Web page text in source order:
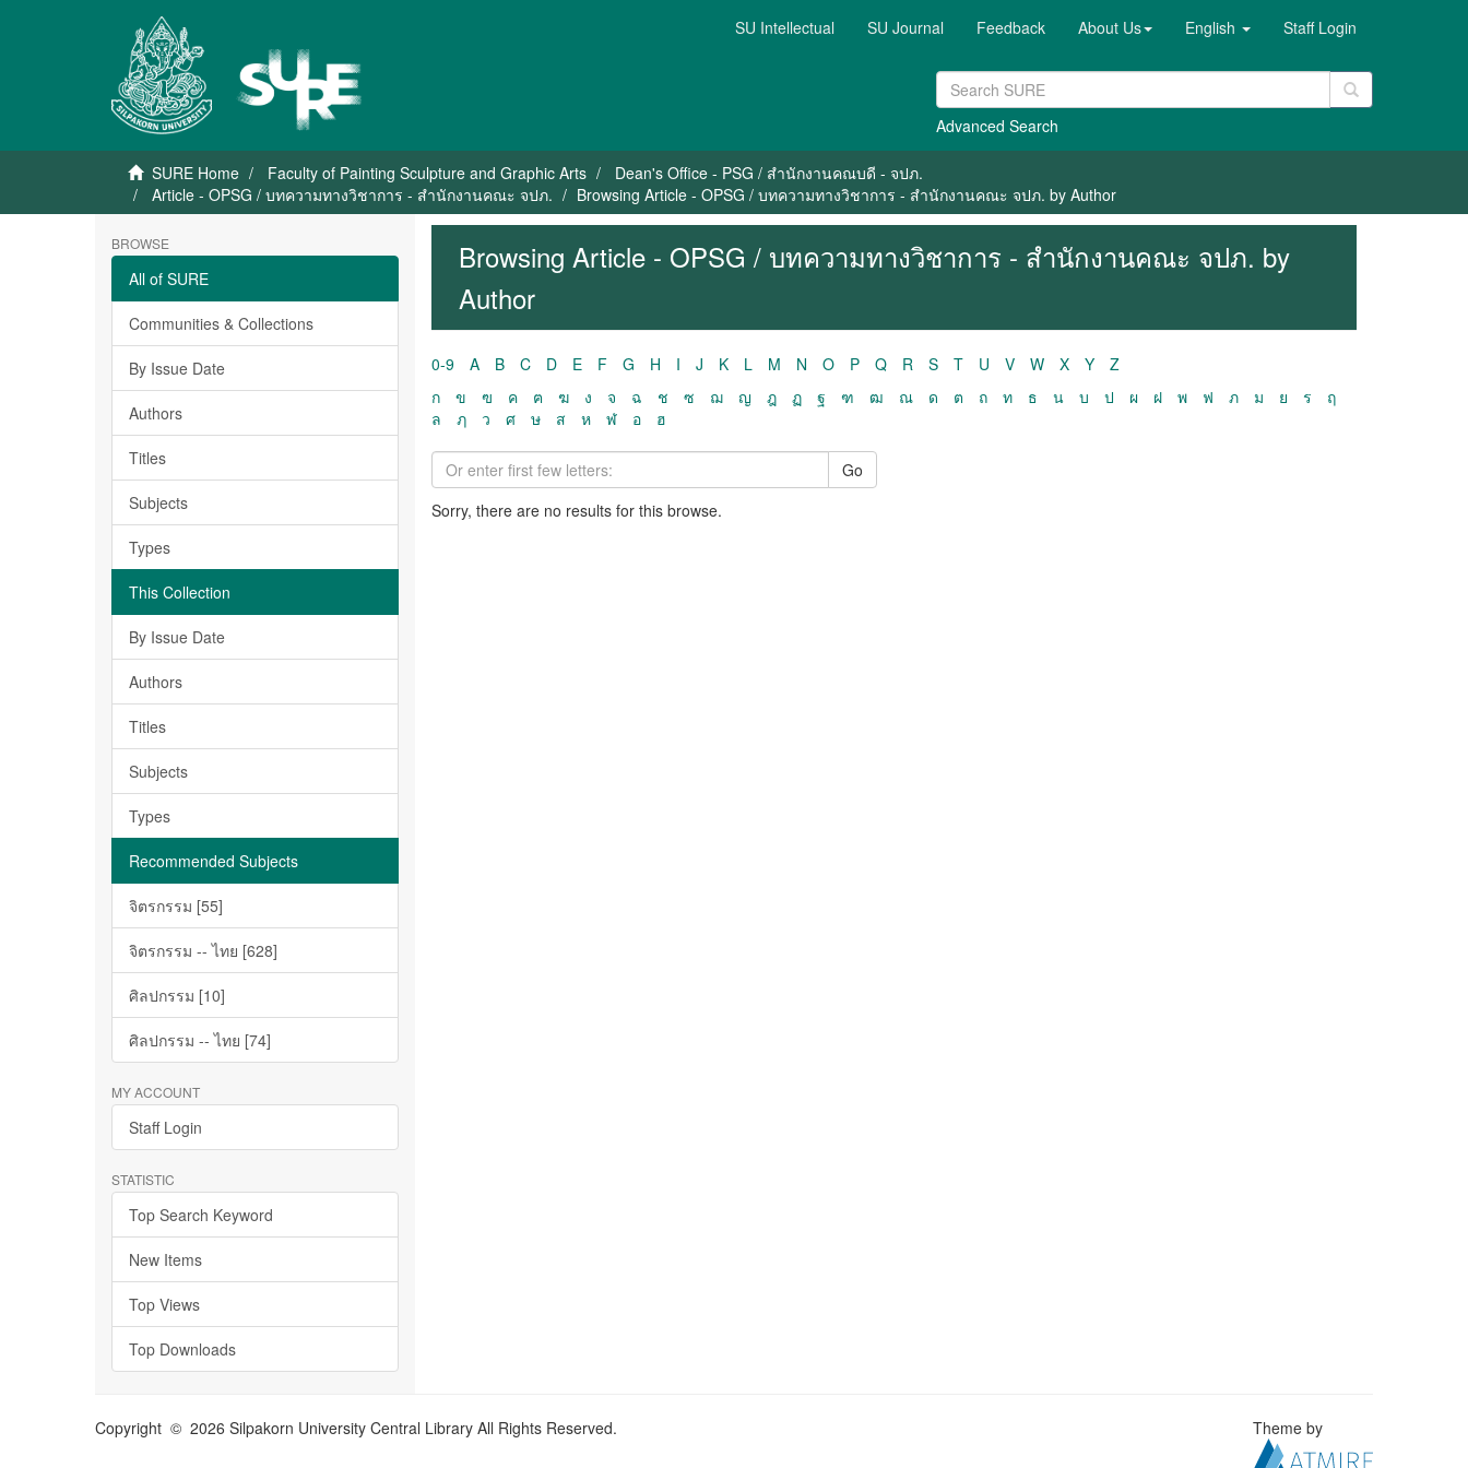
SU Intellectual SU Journal Feedback About Us English Staff Login
Advanced Search
SURE Home Faculty of Painting Sculpture and Graphic Arts
Dean's Office - PSG / สำนักงานคณบดี - จปภ.
Article - OPSG / บทความทางวิชาการ - สำนักงานคณะ จปภ.
Browsing Article - OPSG / บทความทางวิชาการ - สำนักงานคณะ จปภ. by Author
BROWSE
All of SURE
Communities & Collections
By Issue Date
Authors
Titles
Subjects
Types
This Collection
By Issue Date
Authors
Titles
Subjects
Types
Recommended Subjects
จิตรกรรม [55]
จิตรกรรม -- ไทย [628]
ศิลปกรรม [10]
ศิลปกรรม -- ไทย [74]
MY ACCOUNT
Staff Login
STATISTIC
Top Search Keyword
New Items
Top Views
Top Downloads
Browsing Article - OPSG / บทความทางวิชาการ - สำนักงานคณะ จปภ. by
Author
0-9 A B C D E F G H I J K L M N O P Q R S T U V W X Y
Z
ก
ข ฃ ค ฅ ฆ ง จ ฉ ช ซ ฌ ญ ฎ ฏ ฐ ฑ ฒ ณ ด ต ถ ท ธ น บ ป ผ ฝ พ ฟ ภ ม ย ร
ฤ
ล
ฦ ว ศ ษ ส ห ฬ อ ฮ
Go
Sorry, there are no results for this browse.
Copyright © 2026 Silpakorn University Central Library All Rights Reserved. Theme by